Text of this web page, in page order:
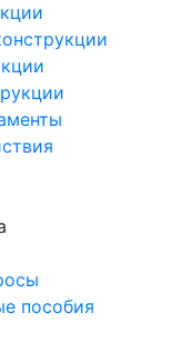
пособия